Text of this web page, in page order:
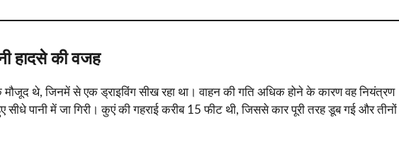
हादसे की वजह
मौजूद थे, जिनमें से एक ड्राइविंग सीख रहा था। वाहन की गति अधिक होने के कारण वह नियंत्रण
सीधे पानी में जा गिरी। कुएं की गहराई करीब 15 फीट थी, जिससे कार पूरी तरह डूब गई और तीनों